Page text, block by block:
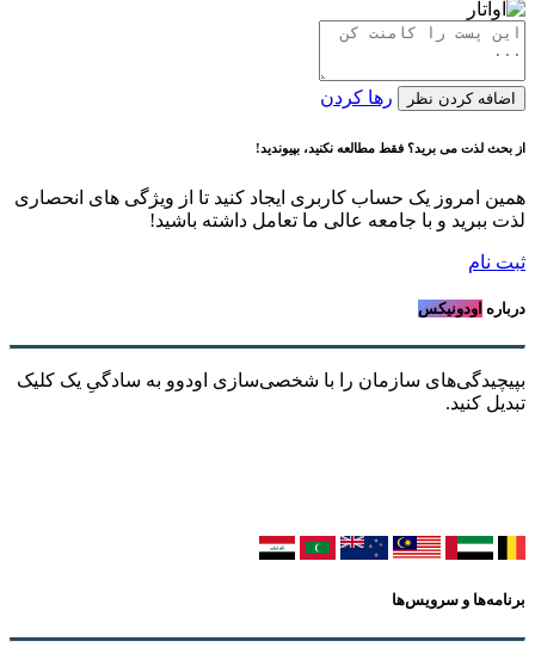
اضافه کردن نظر رها کردن
از بحث لذت می برید؟ فقط مطالعه نکنید، بپیوندید!
همین امروز یک حساب کاربری ایجاد کنید تا از ویژگی های انحصاری
لذت ببرید و با جامعه عالی ما تعامل داشته باشید!
ثبت نام
درباره اودونیکس
بپیچیدگی‌های سازمان را با شخصی‌سازی اودوو به سادگیِ یک کلیک
تبدیل کنید.
برنامه‌ها و سرویس‌ها